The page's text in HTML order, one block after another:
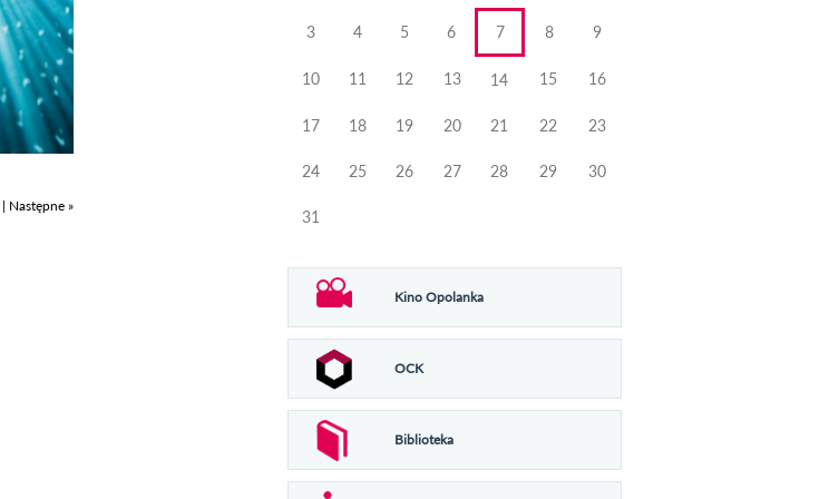
| Następne »
3 4 5 6 7 8 9
10 11 12 13 14 15 16
17 18 19 20 21 22 23
24 25 26 27 28 29 30
31
Kino Opolanka
OCK
Biblioteka